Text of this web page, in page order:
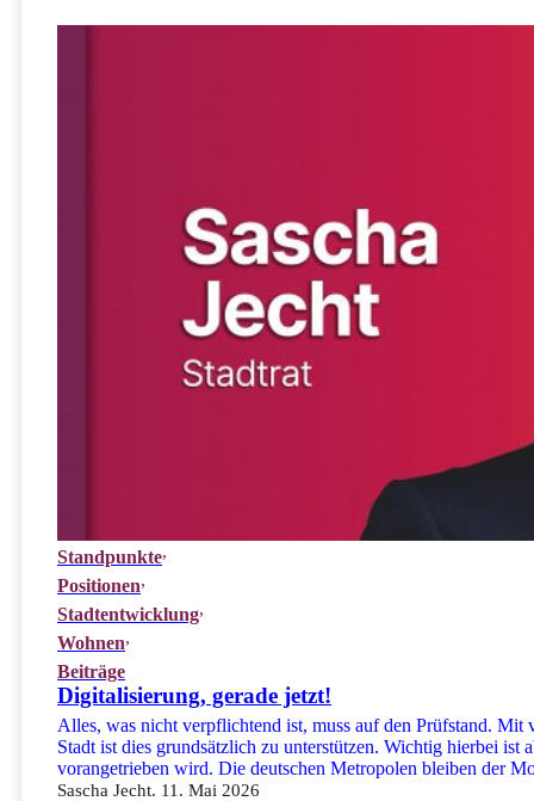
Standpunkte
Positionen
Stadtentwicklung
Wohnen
Beiträge
Digitalisierung, gerade jetzt!
Alles, was nicht verpflichtend ist, muss auf den Prüfstand.
Stadt ist dies grundsätzlich zu unterstützen. Wichtig hierbei
vorangetrieben wird. Die deutschen Metropolen bleiben der
Sascha Jecht. 11. Mai 2026